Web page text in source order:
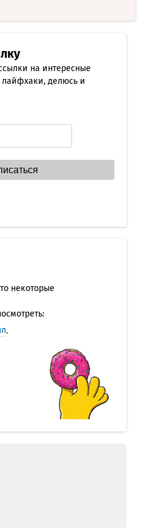
на интересные
лайфхаки, делюсь и
некоторые
.